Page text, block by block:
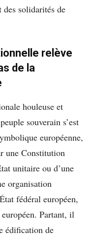
des solidarités de
relève
de la
houleuse et
souverain s’est
européenne,
une Constitution
unitaire ou d’une
organisation
fédéral européen,
Partant, il
édification de